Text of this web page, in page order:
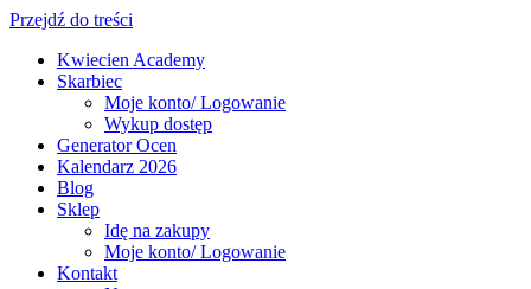
Przejdź do treści
Kwiecien Academy
Skarbiec
Moje konto/ Logowanie
Wykup dostęp
Generator Ocen
Kalendarz 2026
Blog
Sklep
Idę na zakupy
Moje konto/ Logowanie
Kontakt